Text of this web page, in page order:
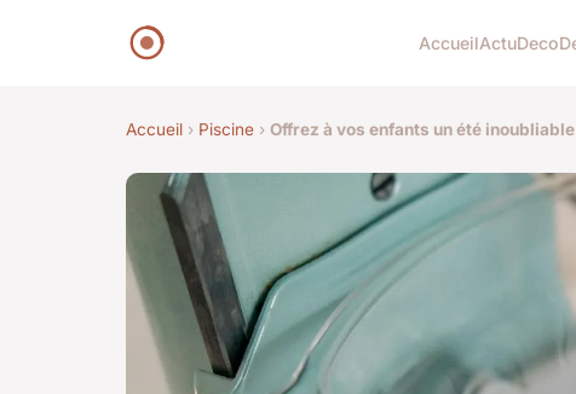
AccueilActuDeco
Accueil › Piscine › Offrez à vos enfants un été